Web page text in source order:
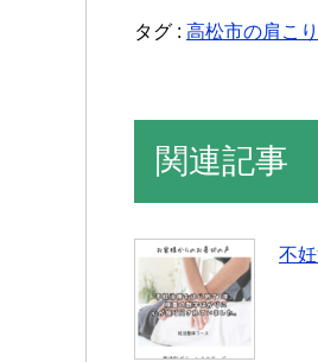
タグ : 高松市の肩こ
関連記事
不